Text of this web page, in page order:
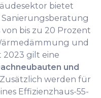
bietet
bis zu 20 Prozent
und
2023 gilt eine
und
werden für
Effizienzhaus-55-